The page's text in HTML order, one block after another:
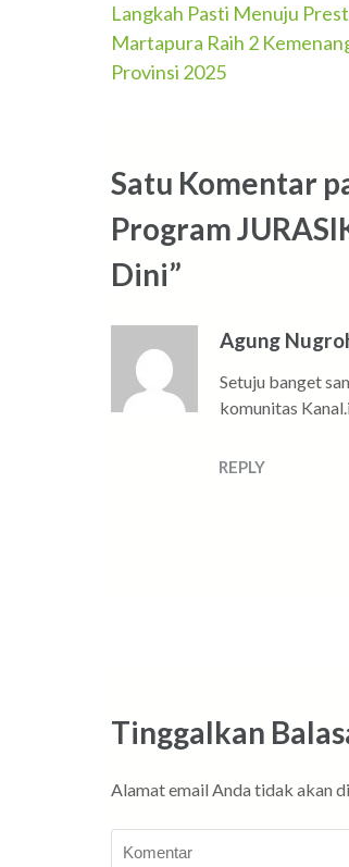
Navigasi
pos
Langkah Pasti Menuju
Martapura Raih 2
Provinsi 2025
Satu Komentar
Program
Dini”
Agung
Setuju banget
komunitas
REPLY
Tinggalkan
Alamat email Anda tidak akan